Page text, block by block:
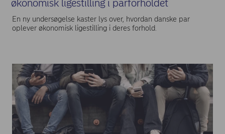
økonomisk ligestilling i parforholdet
En ny undersøgelse kaster lys over, hvordan danske par
oplever økonomisk ligestilling i deres forhold.